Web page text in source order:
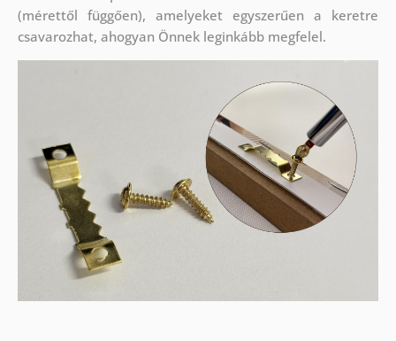
(mérettől függően), amelyeket egyszerűen a keretre
csavarozhat, ahogyan Önnek leginkább megfelel.